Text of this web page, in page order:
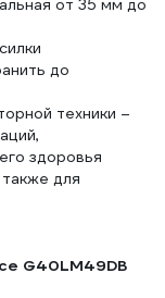
от 35 мм до
до
техники –
здоровья
для
G40LM49DB